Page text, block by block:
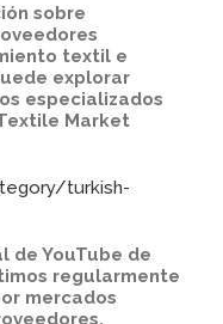
sobre
textil e
explorar
especializados
Market
turkish-
de YouTube de
regularmente
mercados